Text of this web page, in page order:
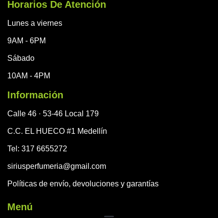
Horarios De Atención
Lunes a viernes
9AM - 6PM
Sábado
10AM - 4PM
Información
Calle 46 · 53-46 Local 179
C.C. EL HUECO #1 Medellín
Tel: 317 6655272
siriusperfumeria@gmail.com
Políticas de envío, devoluciones y garantías
Menú